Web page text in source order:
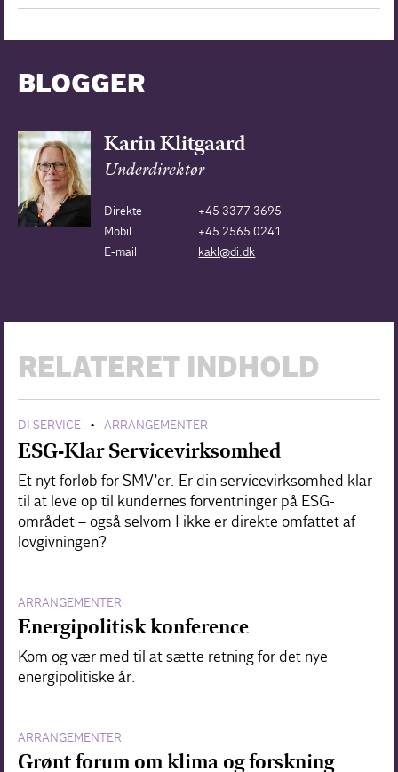
BLOGGER
Karin Klitgaard
Underdirektør
Direkte
+45 3377 3695
Mobil
+45 2565 0241
E-mail
kakl@di.dk
RELATERET INDHOLD
DI SERVICE • ARRANGEMENTER
ESG-Klar Servicevirksomhed
Et nyt forløb for SMV’er. Er din servicevirksomhed klar
til at leve op til kundernes forventninger på ESG-
området – også selvom I ikke er direkte omfattet af
lovgivningen?
ARRANGEMENTER
Energipolitisk konference
Kom og vær med til at sætte retning for det nye
energipolitiske år.
ARRANGEMENTER
Grønt forum om klima og forskning